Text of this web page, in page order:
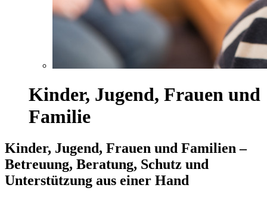
Kinder, Jugend, Frauen und
Familie
Kinder, Jugend, Frauen und Familien –
Betreuung, Beratung, Schutz und
Unterstützung aus einer Hand